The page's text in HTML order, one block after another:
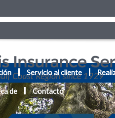
Servicio al cliente
de Contacto